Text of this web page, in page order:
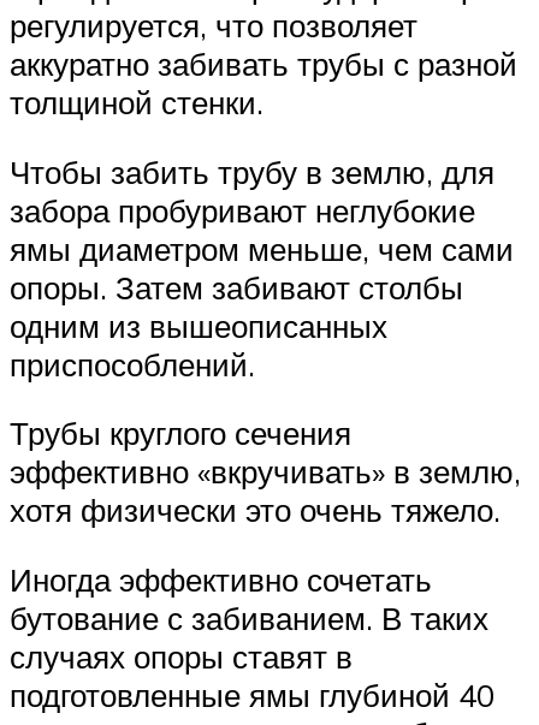
регулируется, что позволяет
аккуратно забивать трубы с разной
толщиной стенки.
Чтобы забить трубу в землю, для
забора пробуривают неглубокие
ямы диаметром меньше, чем сами
опоры. Затем забивают столбы
одним из вышеописанных
приспособлений.
Трубы круглого сечения
эффективно «вкручивать» в землю,
хотя физически это очень тяжело.
Иногда эффективно сочетать
бутование с забиванием. В таких
случаях опоры ставят в
подготовленные ямы глубиной 40